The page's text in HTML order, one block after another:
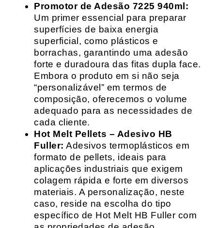
Promotor de Adesão 7225 940ml:
Um primer essencial para preparar
superfícies de baixa energia
superficial, como plásticos e
borrachas, garantindo uma adesão
forte e duradoura das fitas dupla face.
Embora o produto em si não seja
“personalizável” em termos de
composição, oferecemos o volume
adequado para as necessidades de
cada cliente.
Hot Melt Pellets – Adesivo HB
Fuller: Adesivos termoplásticos em
formato de pellets, ideais para
aplicações industriais que exigem
colagem rápida e forte em diversos
materiais. A personalização, neste
caso, reside na escolha do tipo
específico de Hot Melt HB Fuller com